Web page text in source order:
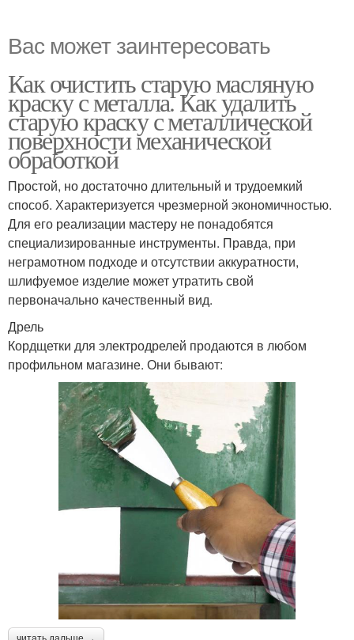
Вас может заинтересовать
Как очистить старую масляную
краску с металла. Как удалить
старую краску с металлической
поверхности механической
обработкой
Простой, но достаточно длительный и трудоемкий
способ. Характеризуется чрезмерной экономичностью.
Для его реализации мастеру не понадобятся
специализированные инструменты. Правда, при
неграмотном подходе и отсутствии аккуратности,
шлифуемое изделие может утратить свой
первоначально качественный вид.
Дрель
Кордщетки для электродрелей продаются в любом
профильном магазине. Они бывают: